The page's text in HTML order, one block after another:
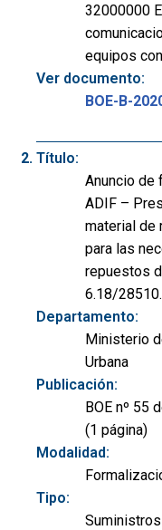
32000000
equipos
Ver documento:
BOE-B-
Título:
Anuncio de
ADIF –
material de
para las
repuestos
6.18/
Departamento:
Ministerio
Urbana
Publicación:
BOE nº 55
(1 página)
Modalidad:
Tipo:
Suministros